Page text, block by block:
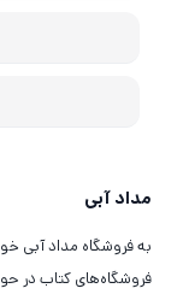
مداد آبی
به فروشگاه مداد آبی
فروشگاه‌های کتاب در